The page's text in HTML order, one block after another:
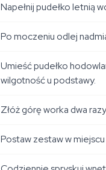
Napełnij pudełko letnią
Po moczeniu odlej
Umieść pudełko
wilgotność u podstawy.
Złóż górę worka dwa
Postaw zestaw w